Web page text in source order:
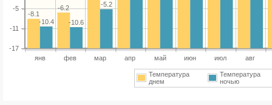
янв фев мар апр май июн июл авг
-17
-11
-5
-6.2
-8.1
-5.2
-10.6
-10.4
Температура
днем
Температура
ночью